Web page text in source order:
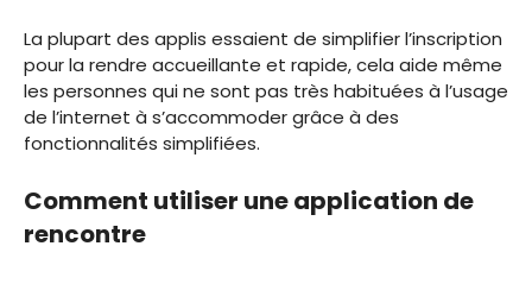
La plupart des applis essaient de simplifier l’inscription
pour la rendre accueillante et rapide, cela aide même
les personnes qui ne sont pas très habituées à l’usage
de l’internet à s’accommoder grâce à des
fonctionnalités simplifiées.
Comment utiliser une application de
rencontre